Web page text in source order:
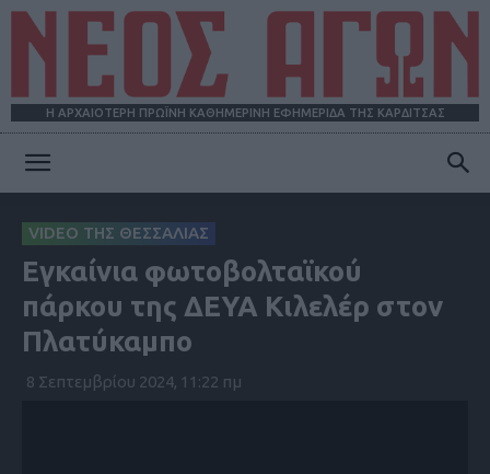
Η ΑΡΧΑΙΟΤΕΡΗ ΠΡΩΪΝΗ ΚΑΘΗΜΕΡΙΝΗ ΕΦΗΜΕΡΙΔΑ ΤΗΣ ΚΑΡΔΙΤΣΑΣ
ΑΓΩΝ
VIDEO ΤΗΣ ΘΕΣΣΑΛΙΑΣ
Εγκαίνια φωτοβολταϊκού
πάρκου της ΔΕΥΑ Κιλελέρ στον
Πλατύκαμπο
8 Σεπτεμβρίου 2024, 11:22 πμ